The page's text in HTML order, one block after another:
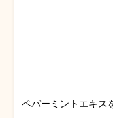
ペパーミントエキス